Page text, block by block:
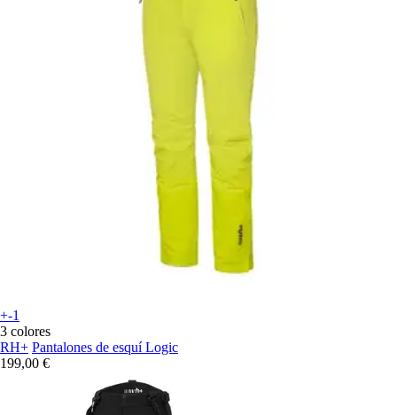
+-1
3 colores
RH+ Pantalones de esquí Logic
199,00 €